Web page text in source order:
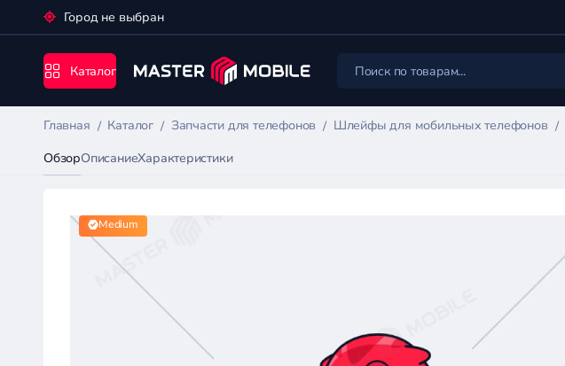
Город не выбран
Каталог
Главная Каталог Запчасти для телефонов Шлейфы для мобильных телефонов
ОбзорОписаниеХарактеристики
Medium